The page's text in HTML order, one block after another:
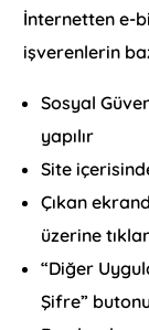
İnternetten e-
işverenlerin
Sosyal
yapılır
Site
Çıkan
üzerine
“Diğer
Şifre”